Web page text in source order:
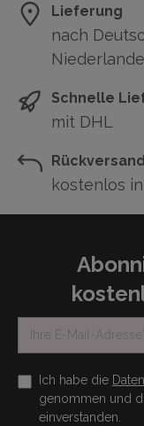
Lieferung
nach
Schnelle
mit DHL
Rückversand
kostenlos
Ich habe die
genommen und
einverstanden.